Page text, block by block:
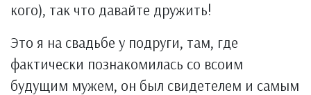
кого), так что давайте дружить!
Это я на свадьбе у подруги, там, где
фактически познакомилась со всоим
будущим мужем, он был свидетелем и самым